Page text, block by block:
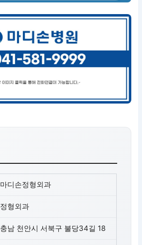
마디손정형외과
정형외과
충남 천안시 서북구 불당34길 18